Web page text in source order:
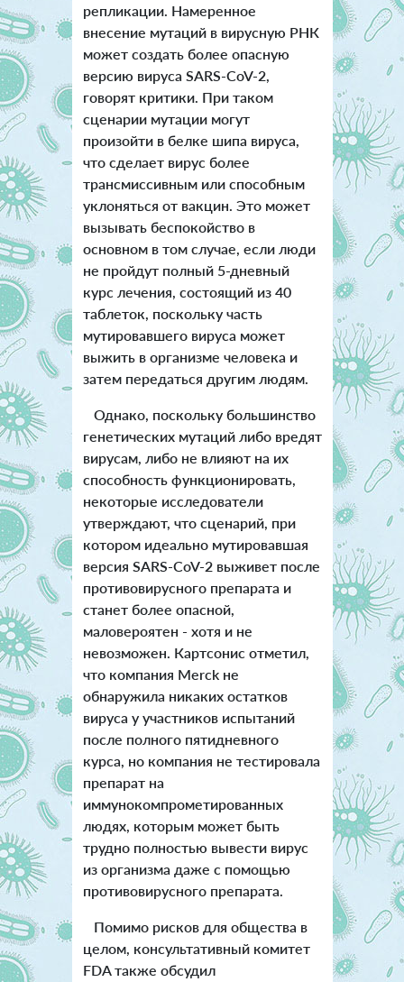
репликации. Намеренное
внесение мутаций в вирусную РНК
может создать более опасную
версию вируса SARS-CoV-2,
говорят критики. При таком
сценарии мутации могут
произойти в белке шипа вируса,
что сделает вирус более
трансмиссивным или способным
уклоняться от вакцин. Это может
вызывать беспокойство в
основном в том случае, если люди
не пройдут полный 5-дневный
курс лечения, состоящий из 40
таблеток, поскольку часть
мутировавшего вируса может
выжить в организме человека и
затем передаться другим людям.
Однако, поскольку большинство
генетических мутаций либо вредят
вирусам, либо не влияют на их
способность функционировать,
некоторые исследователи
утверждают, что сценарий, при
котором идеально мутировавшая
версия SARS-CoV-2 выживет после
противовирусного препарата и
станет более опасной,
маловероятен - хотя и не
невозможен. Картсонис отметил,
что компания Merck не
обнаружила никаких остатков
вируса у участников испытаний
после полного пятидневного
курса, но компания не тестировала
препарат на
иммунокомпрометированных
людях, которым может быть
трудно полностью вывести вирус
из организма даже с помощью
противовирусного препарата.
Помимо рисков для общества в
целом, консультативный комитет
FDA также обсудил